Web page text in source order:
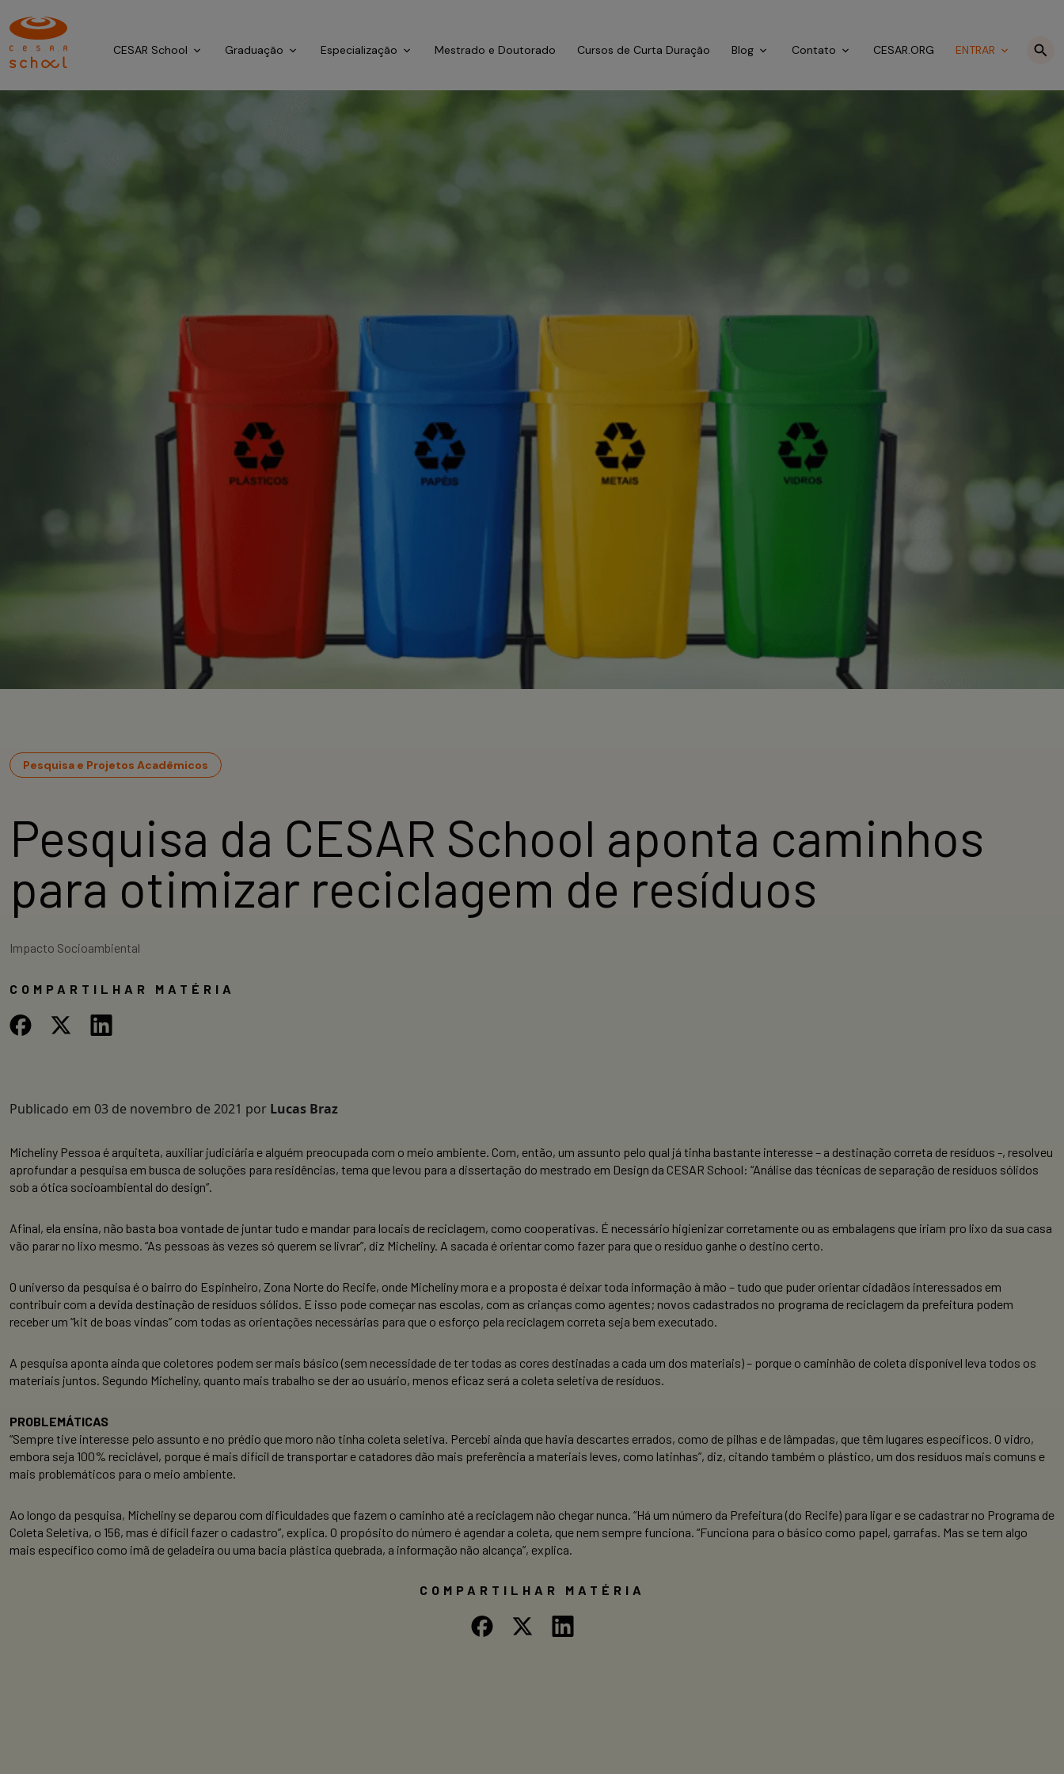
CESAR School Graduação Especialização Mestrado e Doutorado Cursos de Curta Duração Blog Contato CESAR.ORG ENTRAR
Pesquisa e Projetos Acadêmicos
Pesquisa da CESAR School aponta caminhos
para otimizar reciclagem de resíduos
Impacto Socioambiental
COMPARTILHAR MATÉRIA
Publicado em 03 de novembro de 2021 por Lucas Braz
Micheliny Pessoa é arquiteta, auxiliar judiciária e alguém preocupada com o meio ambiente. Com, então, um assunto pelo qual já tinha bastante interesse – a destinação correta de resíduos -, resolveu
aprofundar a pesquisa em busca de soluções para residências, tema que levou para a dissertação do mestrado em Design da CESAR School: “Análise das técnicas de separação de resíduos sólidos
sob a ótica socioambiental do design”.
Afinal, ela ensina, não basta boa vontade de juntar tudo e mandar para locais de reciclagem, como cooperativas. É necessário higienizar corretamente ou as embalagens que iriam pro lixo da sua casa
vão parar no lixo mesmo. “As pessoas às vezes só querem se livrar”, diz Micheliny. A sacada é orientar como fazer para que o resíduo ganhe o destino certo.
O universo da pesquisa é o bairro do Espinheiro, Zona Norte do Recife, onde Micheliny mora e a proposta é deixar toda informação à mão – tudo que puder orientar cidadãos interessados em
contribuir com a devida destinação de resíduos sólidos. E isso pode começar nas escolas, com as crianças como agentes; novos cadastrados no programa de reciclagem da prefeitura podem
receber um “kit de boas vindas” com todas as orientações necessárias para que o esforço pela reciclagem correta seja bem executado.
A pesquisa aponta ainda que coletores podem ser mais básico (sem necessidade de ter todas as cores destinadas a cada um dos materiais) – porque o caminhão de coleta disponível leva todos os
materiais juntos. Segundo Micheliny, quanto mais trabalho se der ao usuário, menos eficaz será a coleta seletiva de resíduos.
PROBLEMÁTICAS
“Sempre tive interesse pelo assunto e no prédio que moro não tinha coleta seletiva. Percebi ainda que havia descartes errados, como de pilhas e de lâmpadas, que têm lugares específicos. O vidro,
embora seja 100% reciclável, porque é mais difícil de transportar e catadores dão mais preferência a materiais leves, como latinhas”, diz, citando também o plástico, um dos resíduos mais comuns e
mais problemáticos para o meio ambiente.
Ao longo da pesquisa, Micheliny se deparou com dificuldades que fazem o caminho até a reciclagem não chegar nunca. “Há um número da Prefeitura (do Recife) para ligar e se cadastrar no Programa de
Coleta Seletiva, o 156, mas é difícil fazer o cadastro”, explica. O propósito do número é agendar a coleta, que nem sempre funciona. “Funciona para o básico como papel, garrafas. Mas se tem algo
mais específico como imã de geladeira ou uma bacia plástica quebrada, a informação não alcança”, explica.
COMPARTILHAR MATÉRIA